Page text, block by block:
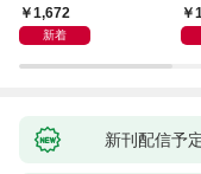
1,672
新着
新刊配信予